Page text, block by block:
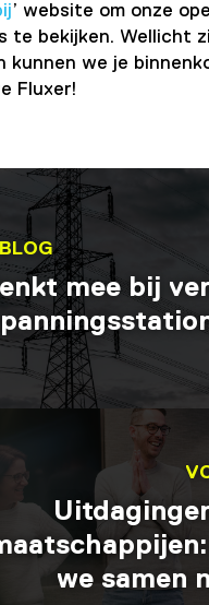
’ website om onze
te bekijken. Wellicht
kunnen we je
Fluxer!
mee bij
we samen